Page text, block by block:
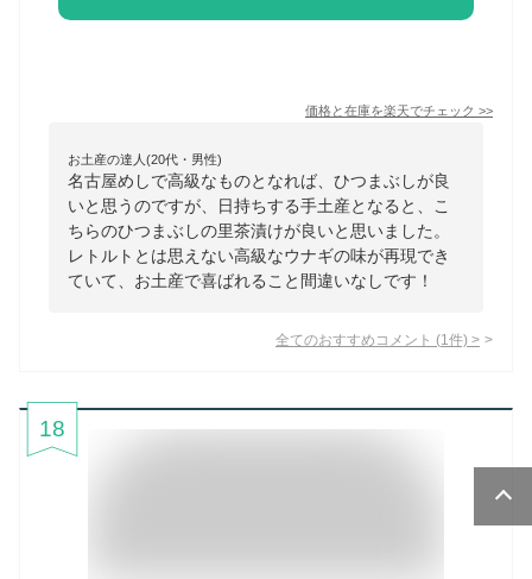
価格と在庫を楽天でチェック >>
お土産の達人(20代・男性)
名古屋めしで高級なものとなれば、ひつまぶしが良
いと思うのですが、日持ちする手土産となると、こ
ちらのひつまぶしの里茶漬けが良いと思いました。
レトルトとは思えない高級なウナギの味が再現でき
ていて、お土産で喜ばれること間違いなしです！
全てのおすすめコメント (1 件) >
18